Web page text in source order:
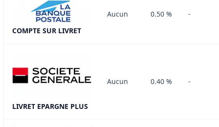
COMPTE SUR LIVRET
Aucun 0.50 % -
LIVRET EPARGNE PLUS
Aucun 0.40 % -